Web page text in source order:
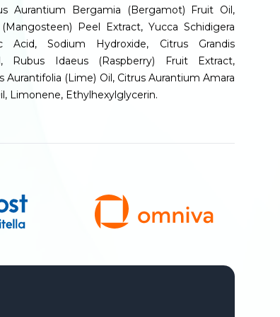
Aurantium Bergamia (Bergamot) Fruit Oil,
Peel Extract, Yucca Schidigera
Acid, Sodium Hydroxide, Citrus Grandis
Rubus Idaeus (Raspberry) Fruit Extract,
Aurantifolia (Lime) Oil, Citrus Aurantium Amara
Limonene, Ethylhexylglycerin.